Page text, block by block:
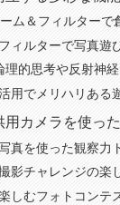
ム＆フィルターで
ィルターで写真遊
的思考や反射神
用でメリハリある
カメラを使っ
真を使った観察力
影チャレンジの楽
しむフォトコンテ